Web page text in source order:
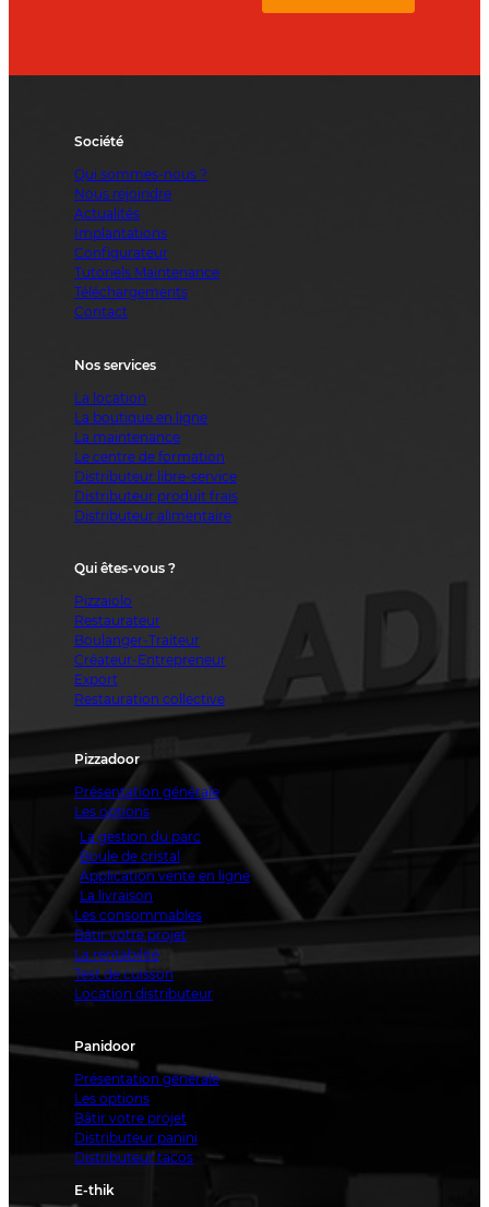
Société
Qui sommes-nous ?
Nous rejoindre
Actualités
Implantations
Configurateur
Tutoriels Maintenance
Téléchargements
Contact
Nos services
La location
La boutique en ligne
La maintenance
Le centre de formation
Distributeur libre-service
Distributeur produit frais
Distributeur alimentaire
Qui êtes-vous ?
Pizzaiolo
Restaurateur
Boulanger-Traiteur
Créateur-Entrepreneur
Export
Restauration collective
Pizzadoor
Présentation générale
Les options
La gestion du parc
Boule de cristal
Application vente en ligne
La livraison
Les consommables
Bâtir votre projet
La rentabilité
Test de cuisson
Location distributeur
Panidoor
Présentation générale
Les options
Bâtir votre projet
Distributeur panini
Distributeur tacos
E-thik